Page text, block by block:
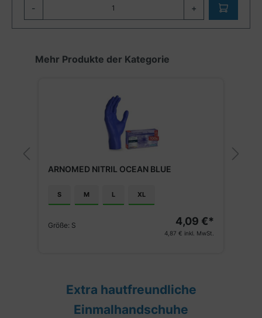
- +
Produktgalerie überspringen
Mehr Produkte der Kategorie
ARNOMED NITRIL OCEAN BLUE
S M L XL
Größe: S 4,09 €*
4,87 € inkl. MwSt.
Extra hautfreundliche
Einmalhandschuhe